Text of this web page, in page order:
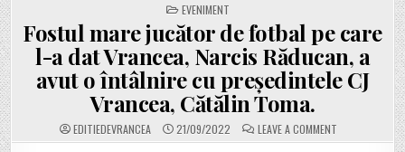
POSTED
IN
EVENIMENT
Fostul mare jucător de fotbal pe care
l-a dat Vrancea, Narcis Răducan, a
avut o întâlnire cu președintele CJ
Vrancea, Cătălin Toma.
EDITIEDEVRANCEA 21/09/2022 LEAVE A COMMENTON
FOSTUL